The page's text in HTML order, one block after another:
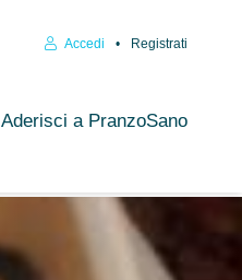
Accedi Registrati
Aderisci a PranzoSano